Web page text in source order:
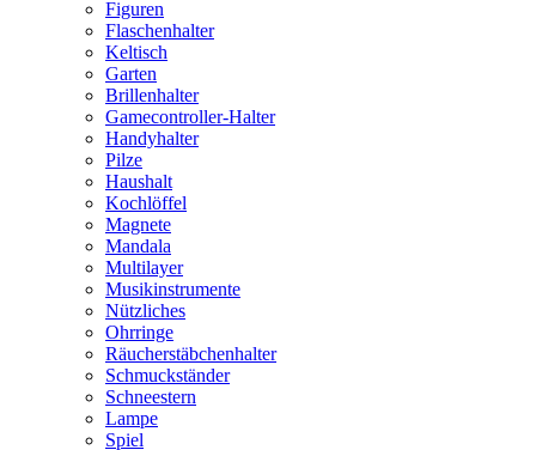
Figuren
Flaschenhalter
Keltisch
Garten
Brillenhalter
Gamecontroller-Halter
Handyhalter
Pilze
Haushalt
Kochlöffel
Magnete
Mandala
Multilayer
Musikinstrumente
Nützliches
Ohrringe
Räucherstäbchenhalter
Schmuckständer
Schneestern
Lampe
Spiel